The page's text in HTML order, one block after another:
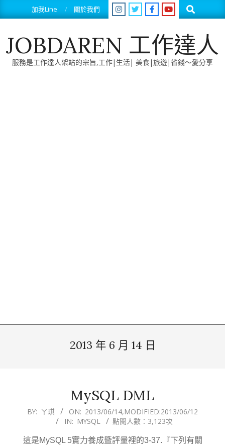
to
加我Line 關於我們 Search
JOBDAREN 工作達人
服務是工作達人架站的宗旨,工作|生活| 美食|旅遊|省錢～愛分享
2013 年 6 月 14 日
MySQL DML
2013-
14
BY: ㄚ琪 ON: 2013/06/14,MODIFIED:2013/06/12
IN: MYSQL 點閱人數：3,123次
這是MySQL 5實力養成暨評量裡的3-37.『下列有關